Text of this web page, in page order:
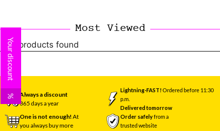
Most Viewed
No products found
Always a discount
365 days a year
Lightning-FAST!Ordered before 11:30
p.m.
Delivered tomorrow
One is not enough! At
you always buy more
Order safelyfrom a
trusted website
Your discount
%